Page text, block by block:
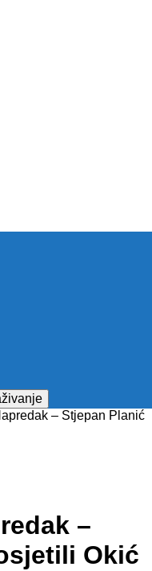
– Stjepan Planić
–
Okić